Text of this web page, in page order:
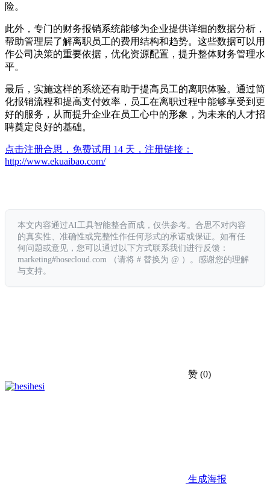
险。
此外，专门的财务报销系统能够为企业提供详细的数据分析，
帮助管理层了解离职员工的费用结构和趋势。这些数据可以用
作公司决策的重要依据，优化资源配置，提升整体财务管理水
平。
最后，实施这样的系统还有助于提高员工的离职体验。通过简
化报销流程和提高支付效率，员工在离职过程中能够享受到更
好的服务，从而提升企业在员工心中的形象，为未来的人才招
聘奠定良好的基础。
点击注册合思，免费试用 14 天，注册链接：
http://www.ekuaibao.com/
本文内容通过AI工具智能整合而成，仅供参考。合思不对内容
的真实性、准确性或完整性作任何形式的承诺或保证。如有任
何问题或意见，您可以通过以下方式联系我们进行反馈：
marketing#hosecloud.com （请将 # 替换为 @ ）。感谢您的理解
与支持。
赞 (0)
hesi
生成海报